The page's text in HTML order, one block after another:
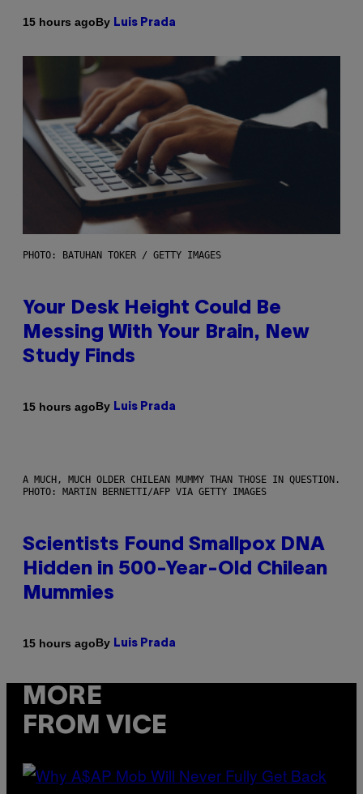
15 hours agoBy Luis Prada
PHOTO: BATUHAN TOKER / GETTY IMAGES
Your Desk Height Could Be
Messing With Your Brain, New
Study Finds
15 hours agoBy Luis Prada
A MUCH, MUCH OLDER CHILEAN MUMMY THAN THOSE IN QUESTION.
PHOTO: MARTIN BERNETTI/AFP VIA GETTY IMAGES
Scientists Found Smallpox DNA
Hidden in 500-Year-Old Chilean
Mummies
15 hours agoBy Luis Prada
MORE
FROM VICE